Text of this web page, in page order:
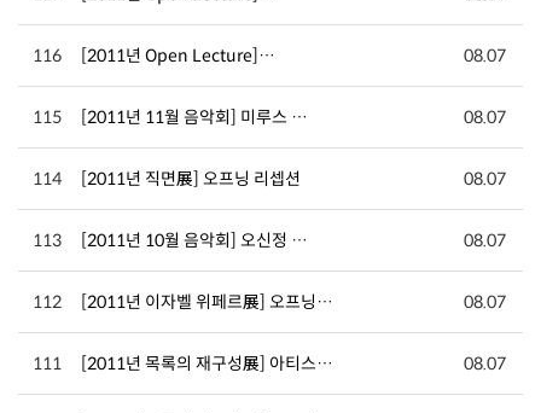
116 [2011년 Open Lecture]… 08.07
115 [2011년 11월 음악회] 미루스 … 08.07
114 [2011년 직면展] 오프닝 리셉션 08.07
113 [2011년 10월 음악회] 오신정 … 08.07
112 [2011년 이자벨 위페르展] 오프닝… 08.07
111 [2011년 목록의 재구성展] 아티스… 08.07